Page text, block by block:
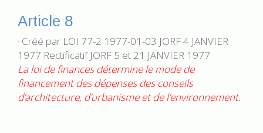
Article 8
· Créé par LOI 77-2 1977-01-03 JORF 4 JANVIER
1977 Rectificatif JORF 5 et 21 JANVIER 1977
La loi de finances détermine le mode de
financement des dépenses des conseils
d’architecture, d’urbanisme et de l’environnement.